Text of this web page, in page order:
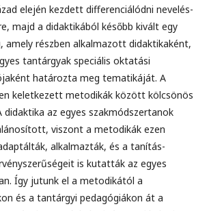
elején kezdett differenciálódni nevelés-
majd a didaktikából később kivált egy
amely részben alkalmazott didaktikaként,
tantárgyak speciális oktatási
határozta meg tematikáját. A
keletkezett metodikák között kölcsönös
didaktika az egyes szakmódszertanok
viszont a metodikák ezen
alkalmazták, és a tanítás-
is kutatták az egyes
Így jutunk el a metodikától a
és a tantárgyi pedagógiákon át a